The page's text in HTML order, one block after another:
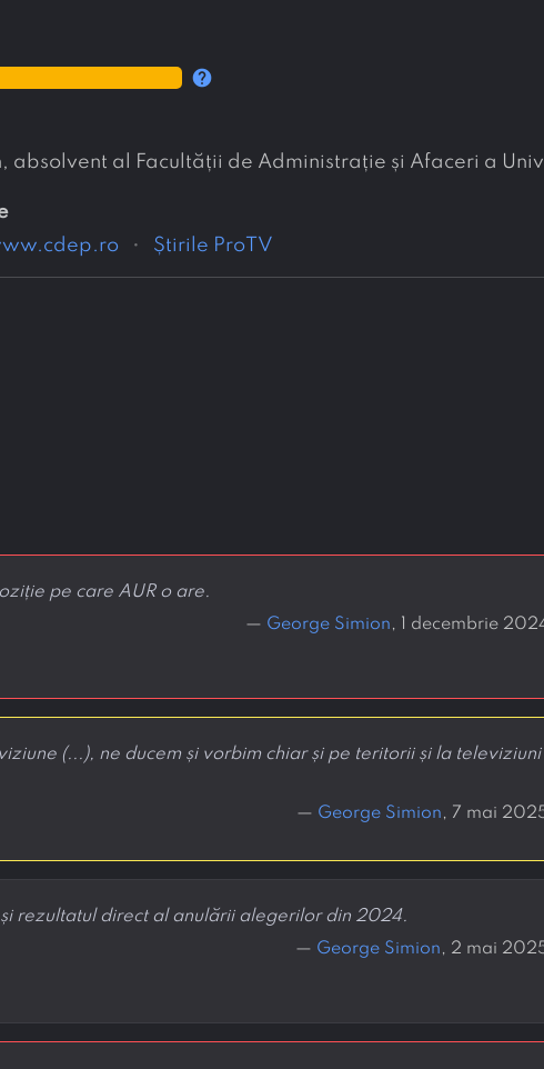
help
absolvent al Facultății de Administrație și Afaceri a
Știrile ProTV
pe care AUR o are.
— George Simion, 1 decembrie
(...), ne ducem și vorbim chiar și pe teritorii și la televiziuni
— George Simion, 7 mai
rezultatul direct al anulării alegerilor din 2024.
— George Simion, 2 mai